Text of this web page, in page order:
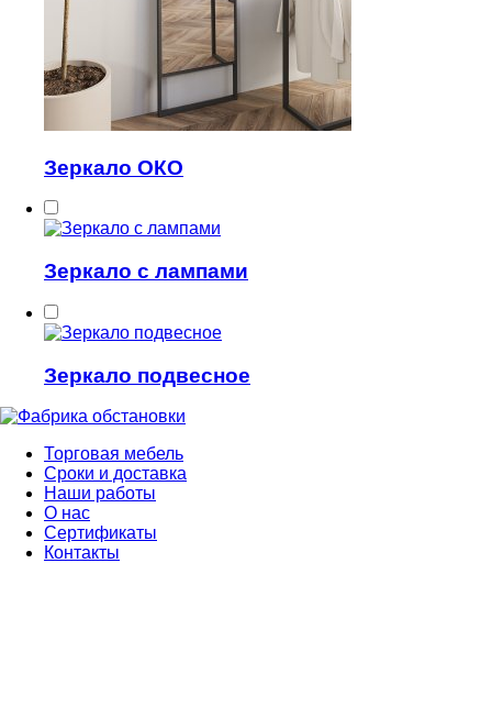
Зеркало ОКО
Зеркало с лампами
Зеркало подвесное
Торговая мебель
Сроки и доставка
Наши работы
О нас
Сертификаты
Контакты